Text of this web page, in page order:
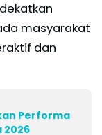
masyarakat
dan
Performa
2026